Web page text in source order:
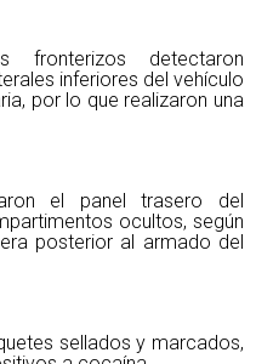
detectaron
inferiores del vehículo
por lo que realizaron una
el panel trasero del
ocultos, según
posterior al armado del
sellados y marcados,